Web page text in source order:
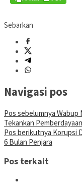
Sebarkan
Navigasi pos
Pos sebelumnya Wabup
Tekankan
Pos berikutnya Korupsi
6 Bulan Penjara
Pos terkait